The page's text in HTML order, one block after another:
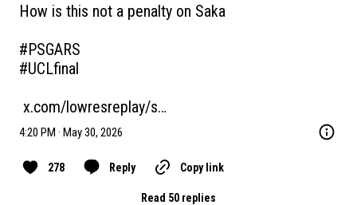
How is this not a penalty on Saka
#PSGARS
#UCLfinal
x.com/lowresreplay/s…
4:20 PM · May 30, 2026
278 Reply Copy link
Read 50 replies